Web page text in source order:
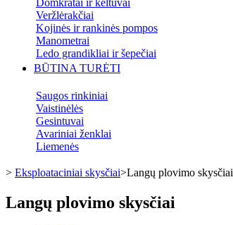
Domkratai ir keltuvai
Veržlėrakčiai
Kojinės ir rankinės pompos
Manometrai
Ledo grandikliai ir šepečiai
BŪTINA TURĖTI
Saugos rinkiniai
Vaistinėlės
Gesintuvai
Avariniai ženklai
Liemenės
> Eksploataciniai skysčiai>Langų plovimo skysčiai
Langų plovimo skysčiai